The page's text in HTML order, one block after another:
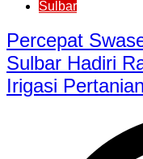
Sulbar
Percepat
Sulbar Hadiri
Irigasi Pertanian